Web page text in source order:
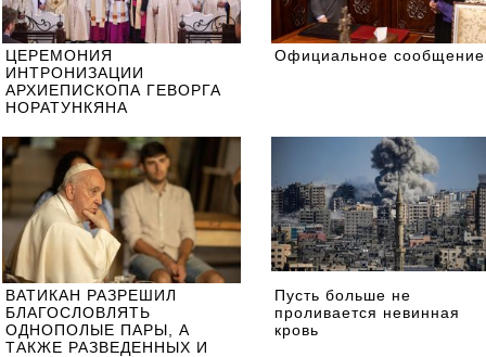
ЦЕРЕМОНИЯ
ИНТРОНИЗАЦИИ
АРХИЕПИСКОПА ГЕВОРГА
НОРАТУНКЯНА
Официальное сообщение
ВАТИКАН РАЗРЕШИЛ
БЛАГОСЛОВЛЯТЬ
ОДНОПОЛЫЕ ПАРЫ, А
ТАКЖЕ РАЗВЕДЕННЫХ И
Пусть больше не
проливается невинная
кровь